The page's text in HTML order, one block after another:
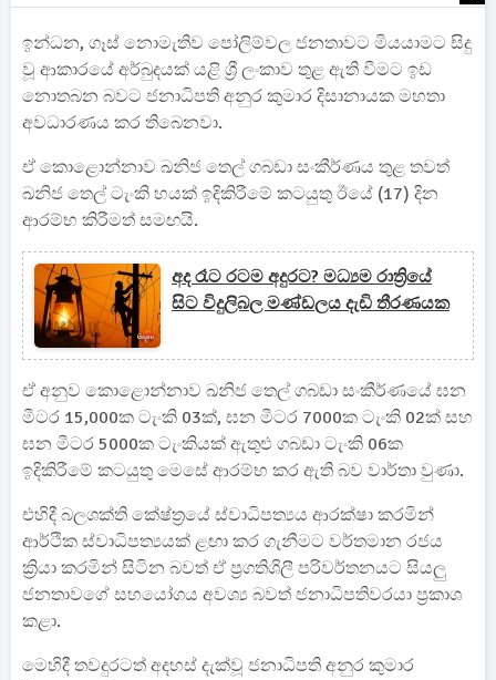
ඉන්ධන, ගෑස් නොමැතිව පෝලිම්වල ජනතාවට මියයාමට සිදු
වූ ආකාරයේ අර්බුදයක් යළි ශ්‍රී ලංකාව තුළ ඇති වීමට ඉඩ
නොතබන බවට ජනාධිපති අනුර කුමාර දිසානායක මහතා
අවධාරණය කර තිබෙනවා.
ඒ කොළොන්නාව ඛනිජ තෙල් ගබඩා සංකීර්ණය තුළ තවත්
ඛනිජ තෙල් ටැංකි හයක් ඉදිකිරීමේ කටයුතු ඊයේ (17) දින
ආරම්භ කිරීමත් සමඟයි.
අද රෑට රටම අදුරට? මධ්‍යම රාත්‍රියේ
සිට විදුලිබල මණ්ඩලය දැඩි තීරණයක
ඒ අනුව කොළොන්නාව ඛනිජ තෙල් ගබඩා සංකීර්ණයේ ඝන
මීටර 15,000ක ටැංකි 03ක්, ඝන මීටර 7000ක ටැංකි 02ක් සහ
ඝන මීටර 5000ක ටැංකියක් ඇතුළු ගබඩා ටැංකි 06ක
ඉදිකිරීමේ කටයුතු මෙසේ ආරම්භ කර ඇති බව වාර්තා වුණා.
එහිදී බලශක්ති කේෂ්ත්‍රයේ ස්වාධිපත්‍යය ආරක්ෂා කරමින්
ආර්ථික ස්වාධිපත්‍යයක් ළඟා කර ගැනීමට වර්තමාන රජය
ක්‍රියා කරමින් සිටින බවත් ඒ ප්‍රගතිශිලී පරිවර්තනයට සියලු
ජනතා‍වගේ සහයෝගය අවශ්‍ය බවත් ජනාධිපතිවරයා ප්‍රකාශ
කළා.
මෙහිදී තවදුරටත් අදහස් දැක්වූ ජනාධිපති අනුර කුමාර